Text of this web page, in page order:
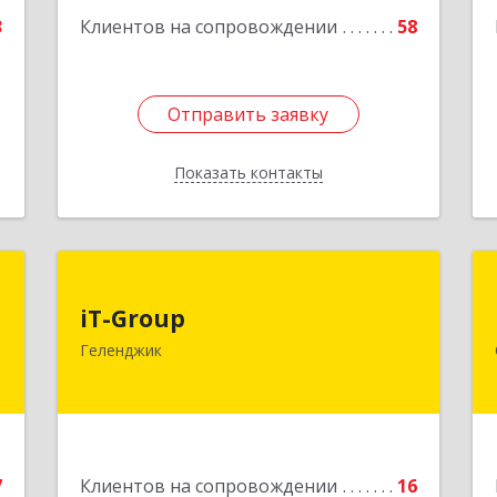
Клиентов на сопровождении 58
Отправить заявку
Показать контакты
Отправить заявку
Назад
iT-Group
Геленджик
Клиентов на сопровождении
16
353460, Краснодарский край,
Геленджик г, Керченская ул, дом № 4,